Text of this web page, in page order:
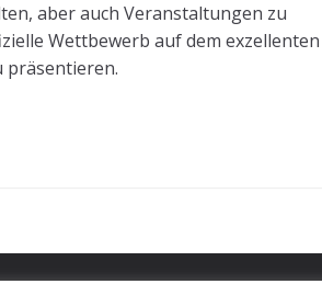
aber auch Veranstaltungen zu
Wettbewerb auf dem exzellenten
präsentieren.